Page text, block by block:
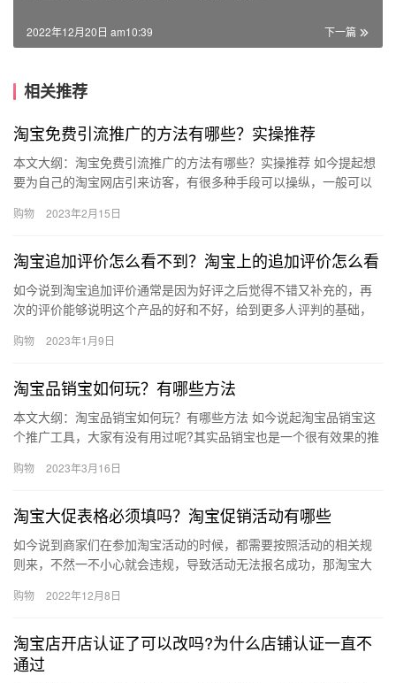
下一篇
2022年12月20日 am10:39
相关推荐
淘宝免费引流推广的方法有哪些？实操推荐
本文大纲：淘宝免费引流推广的方法有哪些？实操推荐 如今提起想
要为自己的淘宝网店引来访客，有很多种手段可以操纵，一般可以
流推…
购物 2023年2月15日
淘宝追加评价怎么看不到？淘宝上的追加评价怎么看
如今说到淘宝追加评价通常是因为好评之后觉得不错又补充的，再
次的评价能够说明这个产品的好和不好，给到更多人评判的基础，
来看看…
购物 2023年1月9日
淘宝品销宝如何玩？有哪些方法
本文大纲：淘宝品销宝如何玩？有哪些方法 如今说起淘宝品销宝这
个推广工具，大家有没有用过呢?其实品销宝也是一个很有效果的推
天…
购物 2023年3月16日
淘宝大促表格必须填吗？淘宝促销活动有哪些
如今说到商家们在参加淘宝活动的时候，都需要按照活动的相关规
则来，不然一不小心就会违规，导致活动无法报名成功，那淘宝大
表格必…
购物 2022年12月8日
淘宝店开店认证了可以改吗?为什么店铺认证一直不
通过